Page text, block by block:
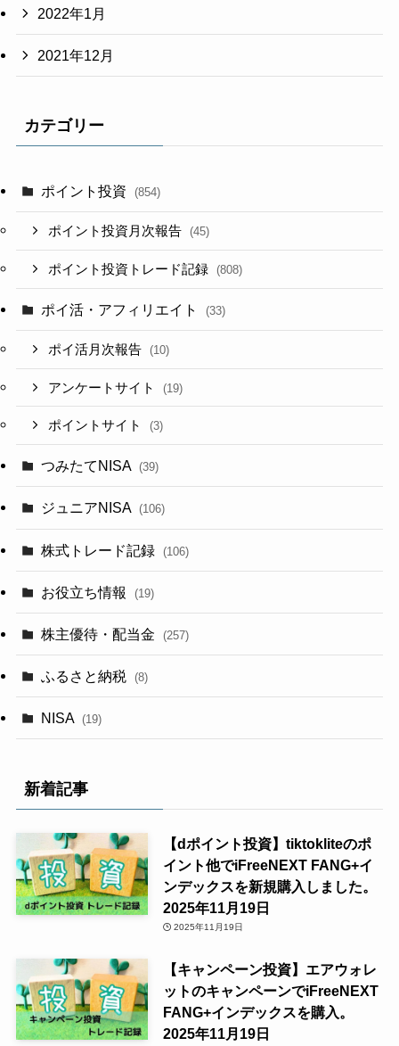
2022年1月
2021年12月
カテゴリー
ポイント投資 (854)
ポイント投資月次報告 (45)
ポイント投資トレード記録 (808)
ポイ活・アフィリエイト (33)
ポイ活月次報告 (10)
アンケートサイト (19)
ポイントサイト (3)
つみたてNISA (39)
ジュニアNISA (106)
株式トレード記録 (106)
お役立ち情報 (19)
株主優待・配当金 (257)
ふるさと納税 (8)
NISA (19)
新着記事
【dポイント投資】tiktokliteのポ
イント他でiFreeNEXT FANG+イ
ンデックスを新規購入しました。
2025年11月19日
2025年11月19日
【キャンペーン投資】エアウォレ
ットのキャンペーンでiFreeNEXT
FANG+インデックスを購入。
2025年11月19日